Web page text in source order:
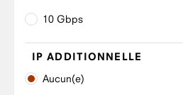
10 Gbps
IP ADDITIONNELLE
Aucun(e)